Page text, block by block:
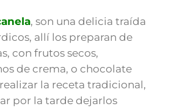
, son una delicia traída
allí los preparan de
con frutos secos,
de crema, o chocolate
la receta tradicional,
por la tarde dejarlos